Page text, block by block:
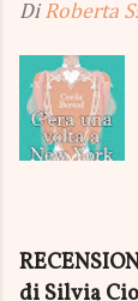
DiRoberta
di Silvia